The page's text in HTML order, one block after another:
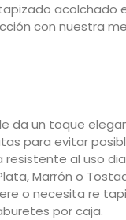
acolchado
con nuestra
un toque
para evitar
al uso
Marrón o
o necesita re
por caja.